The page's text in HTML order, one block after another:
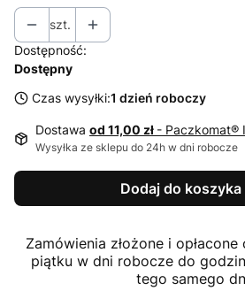
szt.
Dostępność:
Dostępny
Czas wysyłki:1 dzień roboczy
Dostawa od 11,00 zł - Paczkomat®
Wysyłka ze sklepu do 24h w dni robocze
Dodaj do koszyka
Zamówienia złożone i
piątku w dni robocze do
tego samego